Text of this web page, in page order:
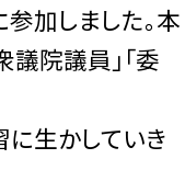
加しました。本
議院議員」「委
に生かしていき